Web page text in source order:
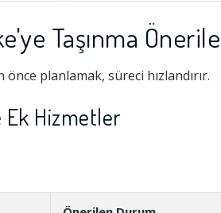
Taşınma
planlamak, süreci hızlandırır.
Ek Hizmetler
1.0